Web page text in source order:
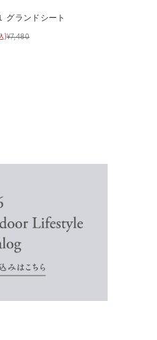
グランドシート
)¥7,480